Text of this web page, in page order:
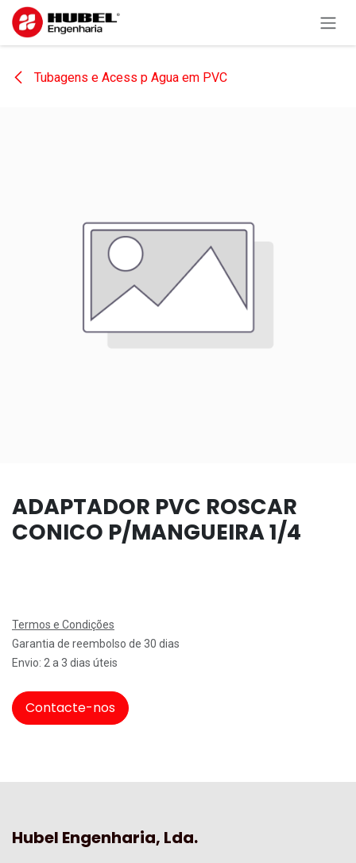
Pular para o conteúdo
Tubagens e Acess p Agua em PVC
ADAPTADOR PVC ROSCAR
CONICO P/MANGUEIRA 1/4
Termos e Condições
Garantia de reembolso de 30 dias
Envio: 2 a 3 dias úteis
Contacte-nos
Hubel Engenharia, Lda.